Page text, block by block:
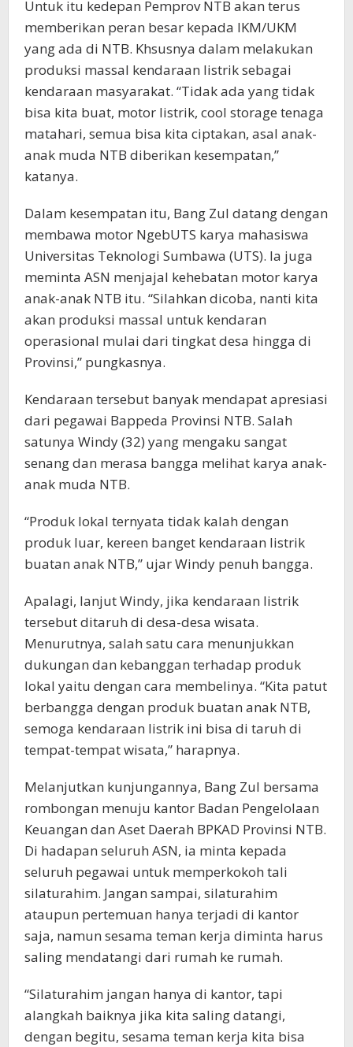
Untuk itu kedepan Pemprov NTB akan terus
memberikan peran besar kepada IKM/UKM
yang ada di NTB. Khsusnya dalam melakukan
produksi massal kendaraan listrik sebagai
kendaraan masyarakat. “Tidak ada yang tidak
bisa kita buat, motor listrik, cool storage tenaga
matahari, semua bisa kita ciptakan, asal anak-
anak muda NTB diberikan kesempatan,”
katanya.
Dalam kesempatan itu, Bang Zul datang dengan
membawa motor NgebUTS karya mahasiswa
Universitas Teknologi Sumbawa (UTS). Ia juga
meminta ASN menjajal kehebatan motor karya
anak-anak NTB itu. “Silahkan dicoba, nanti kita
akan produksi massal untuk kendaran
operasional mulai dari tingkat desa hingga di
Provinsi,” pungkasnya.
Kendaraan tersebut banyak mendapat apresiasi
dari pegawai Bappeda Provinsi NTB. Salah
satunya Windy (32) yang mengaku sangat
senang dan merasa bangga melihat karya anak-
anak muda NTB.
“Produk lokal ternyata tidak kalah dengan
produk luar, kereen banget kendaraan listrik
buatan anak NTB,” ujar Windy penuh bangga.
Apalagi, lanjut Windy, jika kendaraan listrik
tersebut ditaruh di desa-desa wisata.
Menurutnya, salah satu cara menunjukkan
dukungan dan kebanggan terhadap produk
lokal yaitu dengan cara membelinya. “Kita patut
berbangga dengan produk buatan anak NTB,
semoga kendaraan listrik ini bisa di taruh di
tempat-tempat wisata,” harapnya.
Melanjutkan kunjungannya, Bang Zul bersama
rombongan menuju kantor Badan Pengelolaan
Keuangan dan Aset Daerah BPKAD Provinsi NTB.
Di hadapan seluruh ASN, ia minta kepada
seluruh pegawai untuk memperkokoh tali
silaturahim. Jangan sampai, silaturahim
ataupun pertemuan hanya terjadi di kantor
saja, namun sesama teman kerja diminta harus
saling mendatangi dari rumah ke rumah.
“Silaturahim jangan hanya di kantor, tapi
alangkah baiknya jika kita saling datangi,
dengan begitu, sesama teman kerja kita bisa